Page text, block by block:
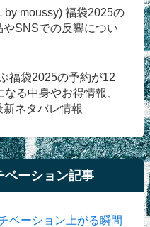
by moussy) 福袋2025の
SNSでの反響につい
福袋2025の予約が12
る中身やお得情報、
ネタバレ情報
ベーション記事
ベーション上がる瞬間